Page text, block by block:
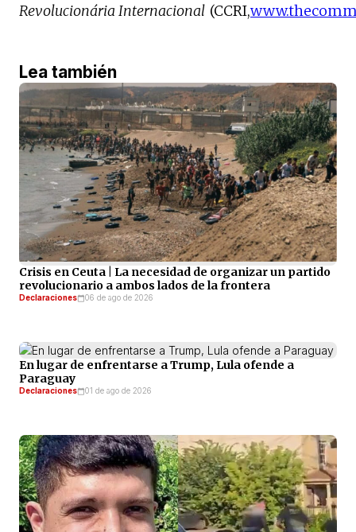
Revolucionária Internacional (CCRI,
Lea también
Crisis en Ceuta | La necesidad de organizar un partido
revolucionario a ambos lados de la frontera
Declaraciones 06 de ago de 2026
En lugar de enfrentarse a Trump, Lula ofende a
Paraguay
Declaraciones 01 de ago de 2026